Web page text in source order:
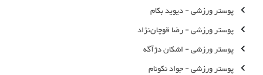
پوستر ورزشی - دیوید بکام
پوستر ورزشی - رضا قوچان‌نژاد
پوستر ورزشی - اشكان دژآگه
پوستر ورزشی - جواد نکونام